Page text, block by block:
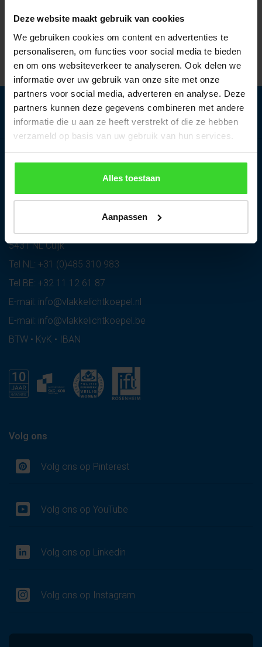
Deze website maakt gebruik van cookies
We gebruiken cookies om content en advertenties te
personaliseren, om functies voor social media te bieden
en om ons websiteverkeer te analyseren. Ook delen we
informatie over uw gebruik van onze site met onze
partners voor social media, adverteren en analyse. Deze
partners kunnen deze gegevens combineren met andere
informatie die u aan ze heeft verstrekt of die ze hebben
verzameld op basis van uw gebruik van hun services.
Alles toestaan
Aanpassen
informatie aanvragen
Vlakkelichtkoepel
5431 NL Cuijk
Tel NL: +31 (0)485 310 983
Tel BE: +32 11 12 61 87
E-mail: info@vlakkelichtkoepel.nl
E-mail: info@vlakkelichtkoepel.be
BTW • KvK • IBAN
Volg ons
Volg ons op Pinterest
Volg ons op YouTube
Volg ons op Linkedin
Volg ons op Instagram